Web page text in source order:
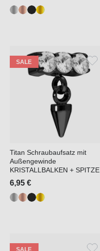
SALE
Titan Schraubaufsatz mit
Außengewinde
KRISTALLBALKEN + SPITZE
++SALE++
6,95 €
SALE